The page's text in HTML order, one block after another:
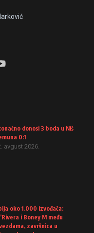
donosi 3 boda u Niš
0:1
avgust 2026.
oko 1.000 izvođača:
i Boney M među
završnica u